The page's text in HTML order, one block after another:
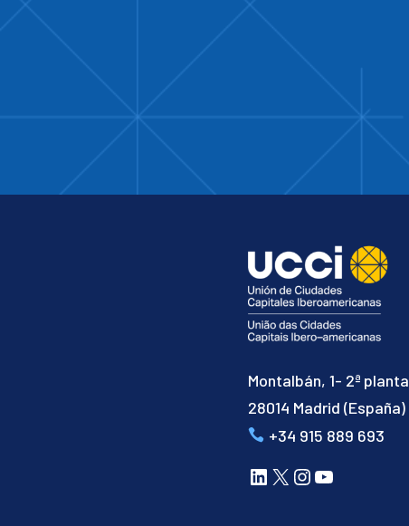
Montalbán, 1- 2ª planta
28014 Madrid (España)
+34 915 889 693
LinkedIn
X Instagram
YouTube